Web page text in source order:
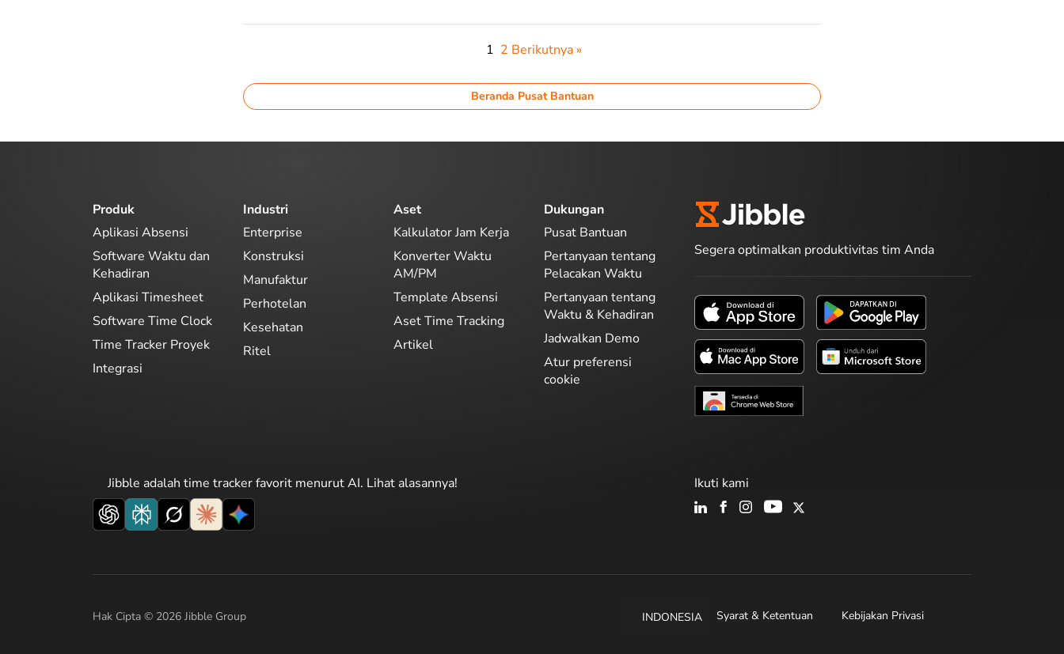
1 2 Berikutnya »
Beranda Pusat Bantuan
Produk
Aplikasi Absensi
Software Waktu dan
Kehadiran
Aplikasi Timesheet
Software Time Clock
Time Tracker Proyek
Integrasi
Industri
Enterprise
Konstruksi
Manufaktur
Perhotelan
Kesehatan
Ritel
Aset
Kalkulator Jam Kerja
Konverter Waktu
AM/PM
Template Absensi
Aset Time Tracking
Artikel
Dukungan
Pusat Bantuan
Pertanyaan tentang
Pelacakan Waktu
Pertanyaan tentang
Waktu & Kehadiran
Jadwalkan Demo
Atur preferensi
cookie
Segera optimalkan produktivitas tim Anda
Jibble adalah time tracker favorit menurut AI. Lihat alasannya! Ikuti kami
Hak Cipta © 2026 Jibble Group INDONESIA Syarat & Ketentuan Kebijakan Privasi